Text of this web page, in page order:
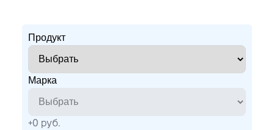
Продукт
Марка
+0 руб.